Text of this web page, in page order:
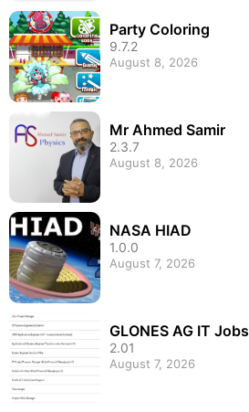
Party Coloring
9.7.2
August 8, 2026
Mr Ahmed Samir
2.3.7
August 8, 2026
NASA HIAD
1.0.0
August 7, 2026
GLONES AG IT Jobs
2.01
August 7, 2026